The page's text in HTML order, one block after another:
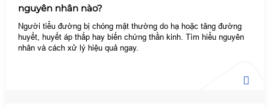
nguyên nhân nào?
Người tiểu đường bị chóng mặt thường do hạ hoặc tăng đường
huyết, huyết áp thấp hay biến chứng thần kinh. Tìm hiểu nguyên
nhân và cách xử lý hiệu quả ngay.